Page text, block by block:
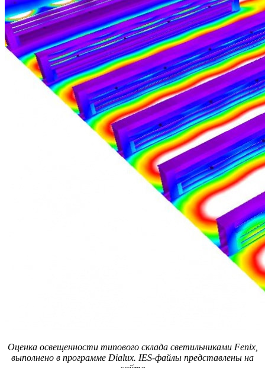
Оценка освещенности типового склада светильниками Fenix,
выполнено в программе Dialux. IES-файлы представлены на